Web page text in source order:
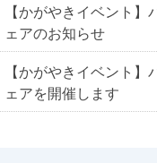
【かがやきイベント】
ェアのお知らせ
【かがやきイベント】
ェアを開催します